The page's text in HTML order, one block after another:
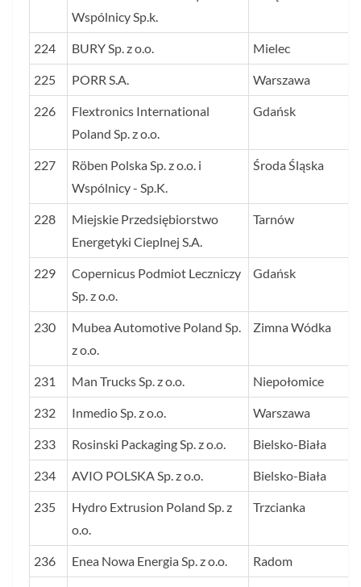
Wspólnicy Sp.k.
224 BURY Sp. z o.o. Mielec
225 PORR S.A. Warszawa
226
Flextronics International
Poland Sp. z o.o.
Gdańsk
227
Röben Polska Sp. z o.o. i
Wspólnicy - Sp.K.
Środa Śląska
228
Miejskie Przedsiębiorstwo
Energetyki Cieplnej S.A.
Tarnów
229
Copernicus Podmiot Leczniczy
Sp. z o.o.
Gdańsk
230
Mubea Automotive Poland Sp.
z o.o.
Zimna Wódka
231 Man Trucks Sp. z o.o. Niepołomice
232 Inmedio Sp. z o.o. Warszawa
233 Rosinski Packaging Sp. z o.o. Bielsko-Biała
234 AVIO POLSKA Sp. z o.o. Bielsko-Biała
235
Hydro Extrusion Poland Sp. z
o.o.
Trzcianka
236 Enea Nowa Energia Sp. z o.o. Radom